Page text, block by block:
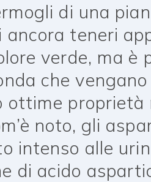
di una
teneri
verde, ma è
che
ottime
noto, gli
intenso alle
di acido